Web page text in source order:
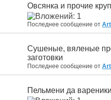
Овсянка и прочие
Последнее сообщение от
Сушеные, вяленые
заготовки
Последнее сообщение от
Пельмени да